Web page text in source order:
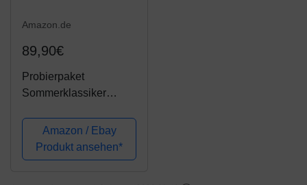
Amazon.de
89,90€
Probierpaket
Sommerklassiker
italienischem
Weißwein (6 x 0.75 l)
Amazon / Ebay
Produkt ansehen*